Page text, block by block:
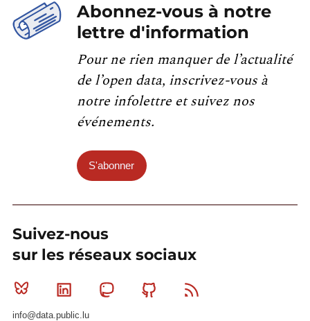
Abonnez-vous à notre
lettre d'information
Pour ne rien manquer de l’actualité
de l’open data, inscrivez-vous à
notre infolettre et suivez nos
événements.
S'abonner
Suivez-nous
sur les réseaux sociaux
Bluesky Linkedin MastodonGithub
info@data.public.lu